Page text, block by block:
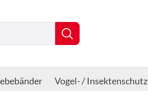
Vogel- / Insektenschutz